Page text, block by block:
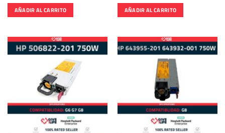
AÑADIR AL CARRITO AÑADIR AL CARRITO